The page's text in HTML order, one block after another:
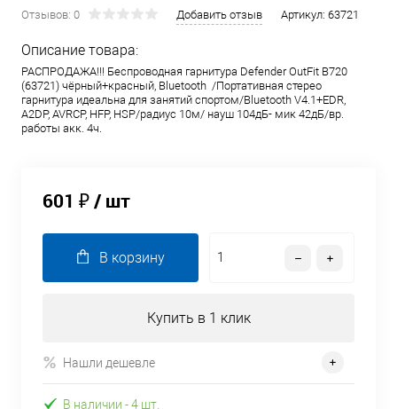
Отзывов: 0 Добавить отзыв Артикул: 63721
Описание товара:
РАСПРОДАЖА!!! Беспроводная гарнитура Defender OutFit B720
(63721) чёрный+красный, Bluetooth /Портативная стерео
гарнитура идеальна для занятий спортом/Bluetooth V4.1+EDR,
A2DP, AVRCP, HFP, HSP/радиус 10м/ науш 104дБ- мик 42дБ/вр.
работы акк. 4ч.
601 ₽/ шт
В корзину
Купить в 1 клик
Нашли дешевле
В наличии - 4 шт.